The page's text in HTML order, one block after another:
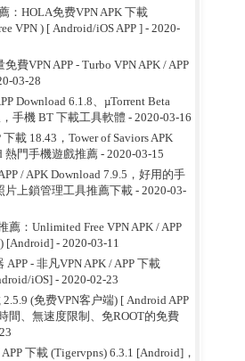
：HOLA免费VPN APK 下載
VPN ) [ Android/iOS APP ]- 2020-
費VPN APP - Turbo VPN APK / APP
03-28
Download 6.1.8、µTorrent Beta
手機 BT 下載工具軟體 - 2020-03-16
載 18.43，Tower of Saviors APK
熱門手機遊戲推薦- 2020-03-15
/ APK Download 7.9.5，好用的手
片上鎖管理工具推薦下載- 2020-03-
薦：Unlimited Free VPN APK / APP
[Android]- 2020-03-11
- 非凡VPN APK / APP 下載
iOS]- 2020-02-23
2.5.9 (免费VPN客户端) [ Android APP
間、無速度限制、免ROOT的免費
下載 (Tigervpns) 6.3.1 [Android]，